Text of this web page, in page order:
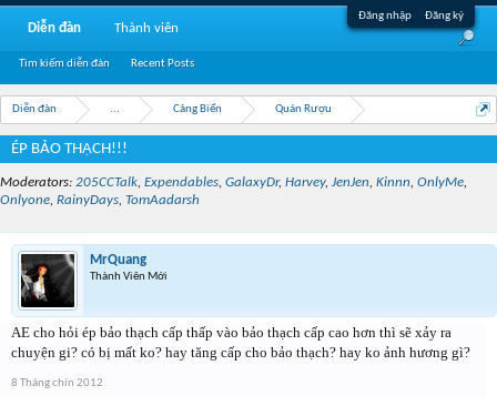
Đăng nhập Đăng ký
Diễn đàn ... Cảng Biển Quán Rượu
ÉP BẢO THẠCH!!!
Moderators: 205CCTalk, Expendables, GalaxyDr, Harvey, JenJen, Kinnn, OnlyMe,
Onlyone, RainyDays, TomAadarsh
MrQuang
Thành Viên Mới
AE cho hỏi ép bảo thạch cấp thấp vào bảo thạch cấp cao hơn thì sẽ xảy ra
chuyện gi? có bị mất ko? hay tăng cấp cho bảo thạch? hay ko ảnh hương gì?
8 Tháng chín 2012
Diễn đàn
Tìm kiếm diễn đàn Recent Posts
Thành viên